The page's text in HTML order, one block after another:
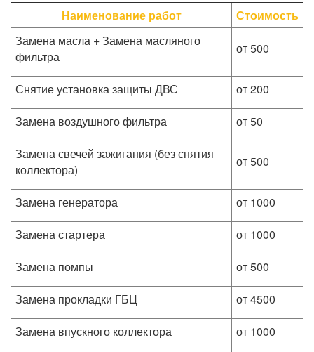
Наименование работ
Стоимость
Замена масла + Замена масляного
фильтра
от 500
Снятие установка защиты ДВС
от 200
Замена воздушного фильтра
от 50
Замена свечей зажигания (без снятия
коллектора)
от 500
Замена генератора
от 1000
Замена стартера
от 1000
Замена помпы
от 500
Замена прокладки ГБЦ
от 4500
Замена впускного коллектора
от 1000